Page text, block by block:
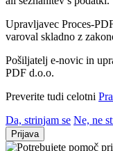
Upravljavec Proces-
varoval skladno z
Pošiljatelj e-novic in
PDF d.o.o.
Preverite tudi celotni
Da, strinjam se Ne, ne
Prijava